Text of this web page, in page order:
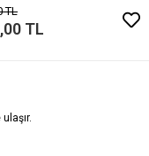
TL
TL